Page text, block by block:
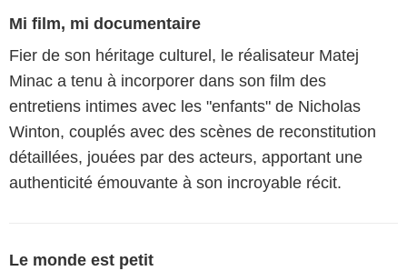
Mi film, mi documentaire
Fier de son héritage culturel, le réalisateur Matej
Minac a tenu à incorporer dans son film des
entretiens intimes avec les "enfants" de Nicholas
Winton, couplés avec des scènes de reconstitution
détaillées, jouées par des acteurs, apportant une
authenticité émouvante à son incroyable récit.
Le monde est petit